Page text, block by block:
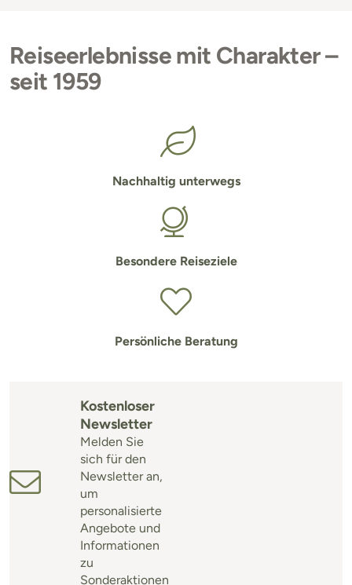
Reiseerlebnisse mit Charakter –
seit 1959
Nachhaltig unterwegs
Besondere Reiseziele
Persönliche Beratung
Kostenloser
Newsletter
Melden Sie
sich für den
Newsletter an,
um
personalisierte
Angebote und
Informationen
zu
Sonderaktionen